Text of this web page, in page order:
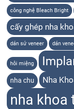
công nghệ Bleach Bright
cấy ghép nha
dán sứ veneer dán
hôi miệng
nha chu Nha
nha khoa